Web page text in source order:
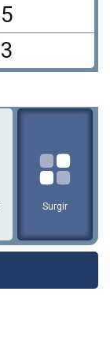
5
3
Surgir